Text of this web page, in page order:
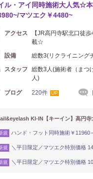
ル・アイ同時施術大人気☆
マツエク￥4480~
アクセス
【JR高円寺駅北口徒
載☆
設備
総数3(リクライニング
スタッフ
総数3人(施術者（まつ
人)
ブログ 220件 UP
KI-IN【キーイン】高円寺
規 ハンド・フット同時施術￥
規 ＼平日限定／マツエク特別価格
規 ＼平日限定／マツエク特別価格